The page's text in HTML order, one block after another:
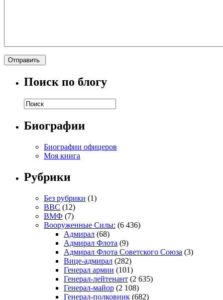
Поиск по блогу
Биографии
Биографии офицеров
Моя книга
Рубрики
Без рубрики (1)
ВВС (12)
ВМФ (7)
Вооруженные Силы: (6 436)
Адмирал (68)
Адмирал Флота (9)
Адмирал Флота Советского Союза (3)
Вице-адмирал (282)
Генерал армии (101)
Генерал-лейтенант (2 635)
Генерал-майор (2 108)
Генерал-полковник (682)